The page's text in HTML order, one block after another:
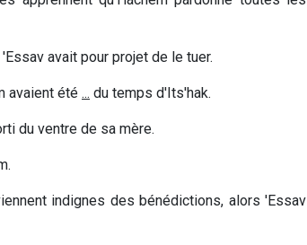
avait pour projet de le tuer.
avaient été ... du temps d'Its'hak.
du ventre de sa mère.
indignes des bénédictions, alors 'Essav